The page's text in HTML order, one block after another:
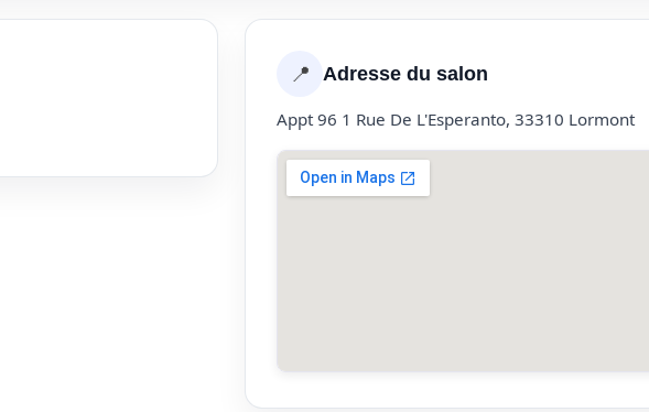
📍 Adresse du salon
Appt 96 1 Rue De L'Esperanto, 33310 Lormont